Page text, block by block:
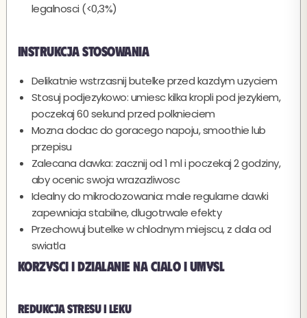
legalnosci (<0,3%)
Instrukcja stosowania
Delikatnie wstrzasnij butelke przed kazdym uzyciem
Stosuj podjezykowo: umiesc kilka kropli pod jezykiem,
poczekaj 60 sekund przed polknieciem
Mozna dodac do goracego napoju, smoothie lub
przepisu
Zalecana dawka: zacznij od 1 ml i poczekaj 2 godziny,
aby ocenic swoja wrazazliwosc
Idealny do mikrodozowania: male regularne dawki
zapewniaja stabilne, dlugotrwale efekty
Przechowuj butelke w chlodnym miejscu, z dala od
swiatla
Korzysci i dzialanie na cialo i umysl
Redukcja stresu i leku